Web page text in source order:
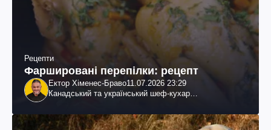
Рецепти
Фаршировані перепілки: рецепт
Ектор Хіменес-Браво11.07.2026 23:29
Канадський та український шеф-кухар